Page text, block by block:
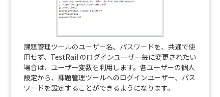
課題管理ツールのユーザー名、パスワードを、共通で使
用せず、TestRail のログインユーザー毎に変更されたい
場合は、ユーザー変数を利用します。各ユーザーの個人
設定から、課題管理ツールへのログインユーザー、パス
ワードを設定することができるようになります。